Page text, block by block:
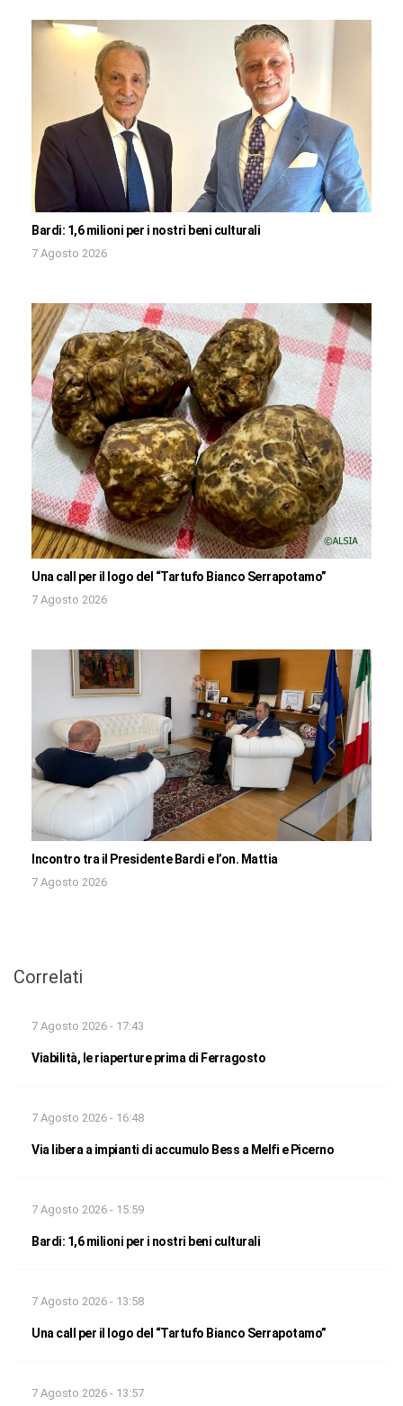
Bardi: 1,6 milioni per i nostri beni culturali
7 Agosto 2026
Una call per il logo del “Tartufo Bianco Serrapotamo”
7 Agosto 2026
Incontro tra il Presidente Bardi e l’on. Mattia
7 Agosto 2026
Correlati
7 Agosto 2026 - 17:43
Viabilità, le riaperture prima di Ferragosto
7 Agosto 2026 - 16:48
Via libera a impianti di accumulo Bess a Melfi e Picerno
7 Agosto 2026 - 15:59
Bardi: 1,6 milioni per i nostri beni culturali
7 Agosto 2026 - 13:58
Una call per il logo del “Tartufo Bianco Serrapotamo”
7 Agosto 2026 - 13:57